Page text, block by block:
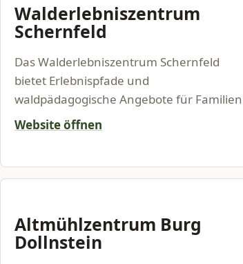
Walderlebniszentrum
Schernfeld
Das Walderlebniszentrum Schernfeld
bietet Erlebnispfade und
waldpädagogische Angebote für
Website öffnen
Altmühlzentrum Burg
Dollnstein